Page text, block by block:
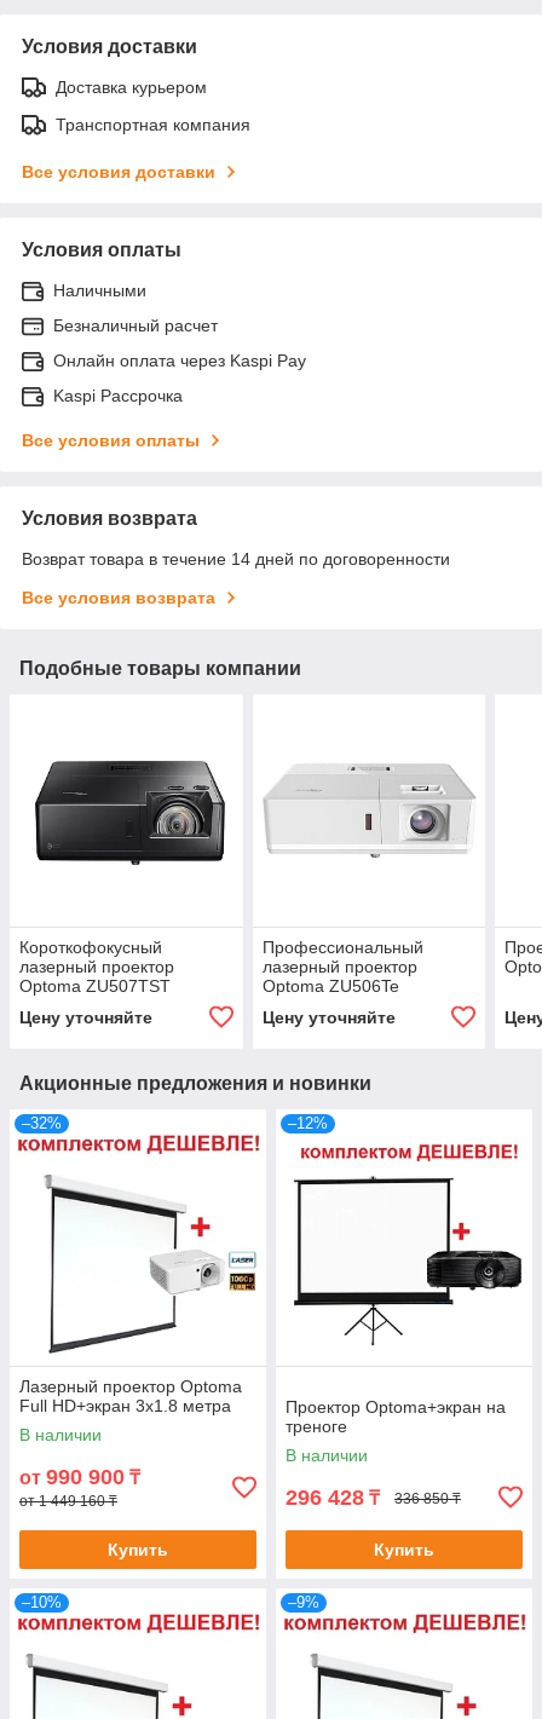
Условия доставки
Доставка курьером
Транспортная компания
Все условия доставки
Условия оплаты
Наличными
Безналичный расчет
Онлайн оплата через Kaspi Pay
Kaspi Рассрочка
Все условия оплаты
Условия возврата
Возврат товара в течение 14 дней по договоренности
Все условия возврата
Подобные товары компании
Короткофокусный
лазерный проектор
Optoma ZU507TST
Цену уточняйте
Профессиональный
лазерный проектор
Optoma ZU506Te
Цену уточняйте
Акционные предложения и новинки
–32%
Лазерный проектор Optoma
Full HD+экран 3х1.8 метра
В наличии
от 990 900 ₸
от 1 449 160 ₸
Купить
–12%
Проектор Optoma+экран на
треноге
В наличии
296 428 ₸ 336 850 ₸
Купить
–10% –9%